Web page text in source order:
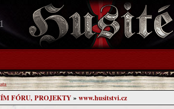
FÓRU, PROJEKTY»www.husitstvi.cz